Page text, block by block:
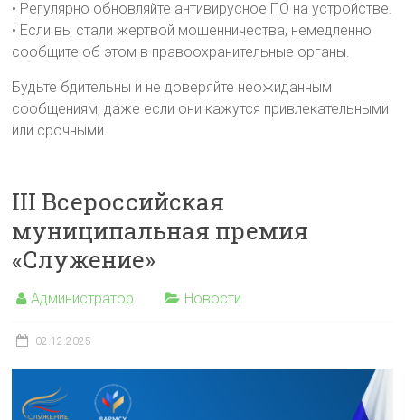
• Регулярно обновляйте антивирусное ПО на устройстве.
• Если вы стали жертвой мошенничества, немедленно
сообщите об этом в правоохранительные органы.
Будьте бдительны и не доверяйте неожиданным
сообщениям, даже если они кажутся привлекательными
или срочными.
III Всероссийская
муниципальная премия
«Служение»
Администратор Новости
02.12.2025